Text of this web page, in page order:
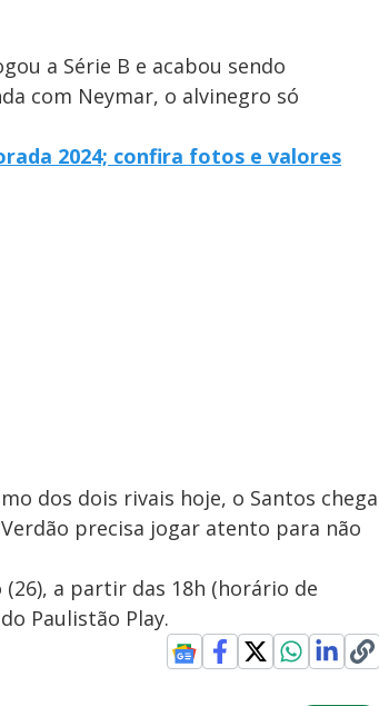
a Série B e acabou sendo
com Neymar, o alvinegro só
2024; confira fotos e valores
dos dois rivais hoje, o Santos chega
precisa jogar atento para não
a partir das 18h (horário de
Paulistão Play.